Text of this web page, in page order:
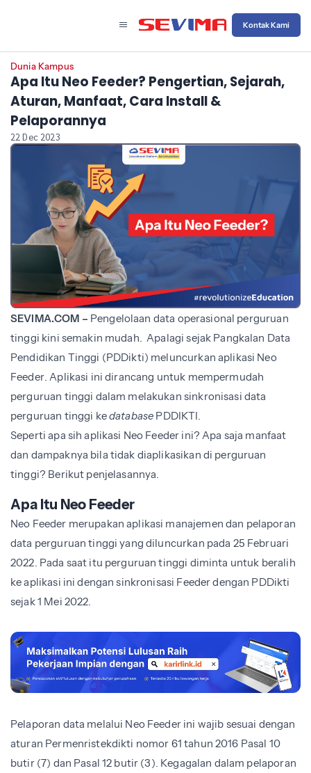
Kontak Kami
Dunia Kampus
Apa Itu Neo Feeder? Pengertian, Sejarah,
Aturan, Manfaat, Cara Install &
Pelaporannya
22 Dec 2023
SEVIMA.COM – Pengelolaan data operasional perguruan
tinggi kini semakin mudah. Apalagi sejak Pangkalan Data
Pendidikan Tinggi (PDDikti) meluncurkan aplikasi Neo
Feeder. Aplikasi ini dirancang untuk mempermudah
perguruan tinggi dalam melakukan sinkronisasi data
perguruan tinggi kedatabase PDDIKTI.
Seperti apa sih aplikasi Neo Feeder ini? Apa saja manfaat
dan dampaknya bila tidak diaplikasikan di perguruan
tinggi? Berikut penjelasannya.
Apa Itu Neo Feeder
Neo Feeder merupakan aplikasi manajemen dan pelaporan
data perguruan tinggi yang diluncurkan pada 25 Februari
2022. Pada saat itu perguruan tinggi diminta untuk beralih
ke aplikasi ini dengan sinkronisasi Feeder dengan PDDikti
sejak 1 Mei 2022.
Pelaporan data melalui Neo Feeder ini wajib sesuai dengan
aturan Permenristekdikti nomor 61 tahun 2016 Pasal 10
butir (7) dan Pasal 12 butir (3). Kegagalan dalam pelaporan